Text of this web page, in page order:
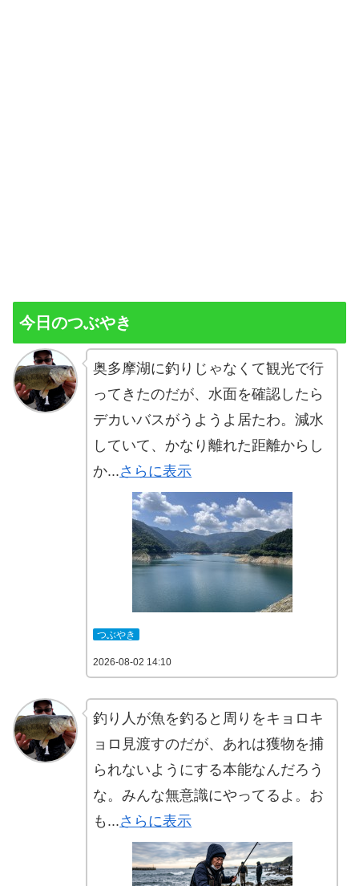
今日のつぶやき
奥多摩湖に釣りじゃなくて観光で行
ってきたのだが、水面を確認したら
デカいバスがうようよ居たわ。減水
していて、かなり離れた距離からし
か...さらに表示
つぶやき
2026-08-02 14:10
釣り人が魚を釣ると周りをキョロキ
ョロ見渡すのだが、あれは獲物を捕
られないようにする本能なんだろう
な。みんな無意識にやってるよ。お
も...さらに表示